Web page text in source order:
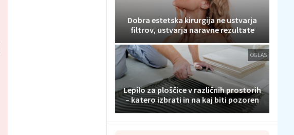
Dobra estetska kirurgija ne ustvarja
filtrov, ustvarja naravne rezultate
OGLAS
Lepilo za ploščice v različnih prostorih
– katero izbrati in na kaj biti pozoren